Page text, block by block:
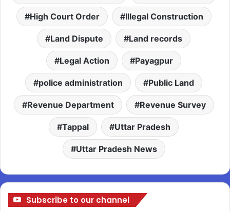
High Court Order Illegal Construction
Land Dispute Land records
Legal Action Payagpur
police administration Public Land
Revenue Department Revenue Survey
Tappal Uttar Pradesh
Uttar Pradesh News
Subscribe to our channel